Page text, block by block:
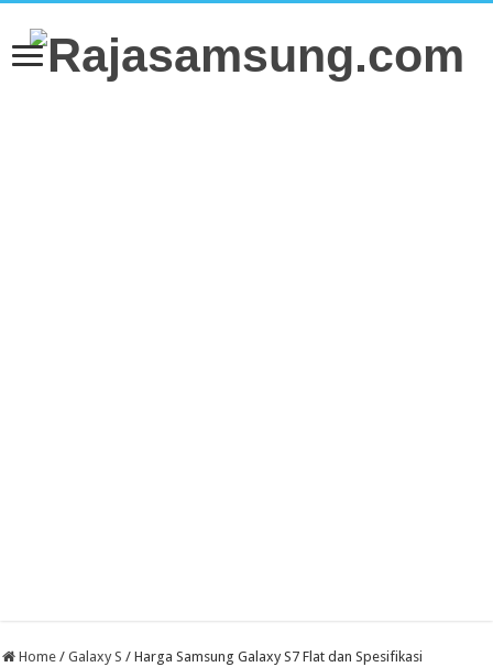
Home / Galaxy S / Harga Samsung Galaxy S7 Flat dan Spesifikasi